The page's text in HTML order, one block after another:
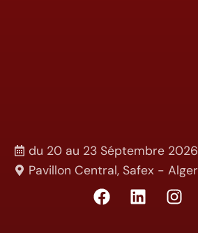
du 20 au 23 Séptembre 2026
Pavillon Central, Safex - Alger